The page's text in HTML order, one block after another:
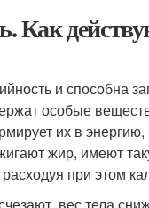
Как
и способна
особые
их в энергию,
жир, имеют
при этом